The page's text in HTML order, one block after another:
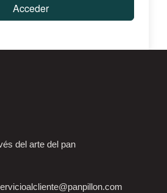
Acceder
del arte del pan